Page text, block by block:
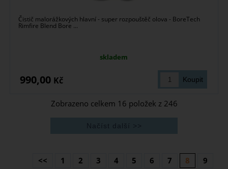
Čistič malorážkových hlavní - super rozpouštěč olova - BoreTech
Rimfire Blend Bore ...
skladem
990,00 Kč
Zobrazeno celkem 16 položek z 246
<< 1 2 3 4 5 6 7 8
9